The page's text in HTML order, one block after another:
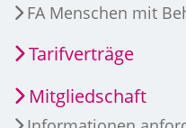
FA Menschen mit
Tarifverträge
Mitgliedschaft